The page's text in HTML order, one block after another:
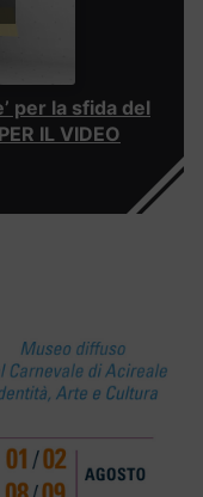
per la sfida del
IL VIDEO